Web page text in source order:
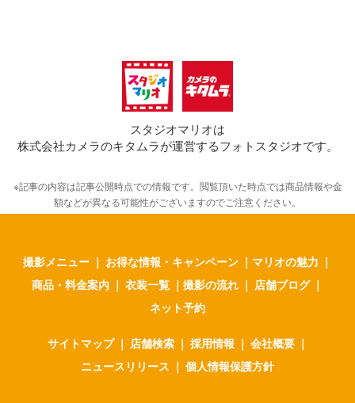
スタジオマリオは
株式会社カメラのキタムラが運営するフォトスタジオです。
※記事の内容は記事公開時点での情報です。閲覧頂いた時点では商品情報や金
額などが異なる可能性がございますのでご注意ください。
撮影メニュー ｜ お得な情報・キャンペーン ｜ マリオの魅力 ｜
商品・料金案内 ｜ 衣装一覧 ｜ 撮影の流れ ｜ 店舗ブログ ｜
ネット予約
サイトマップ ｜ 店舗検索 ｜ 採用情報 ｜ 会社概要 ｜
ニュースリリース ｜ 個人情報保護方針